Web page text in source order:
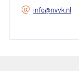
info@nvvk.nl